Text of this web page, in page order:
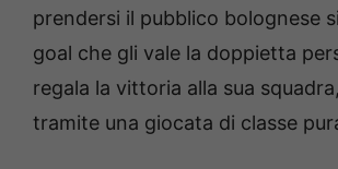
prendersi il pubblico bolognese
goal che gli vale la doppietta
regala la vittoria alla sua
tramite una giocata di classe